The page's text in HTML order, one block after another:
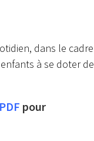
dans le cadre
à se doter de
pour